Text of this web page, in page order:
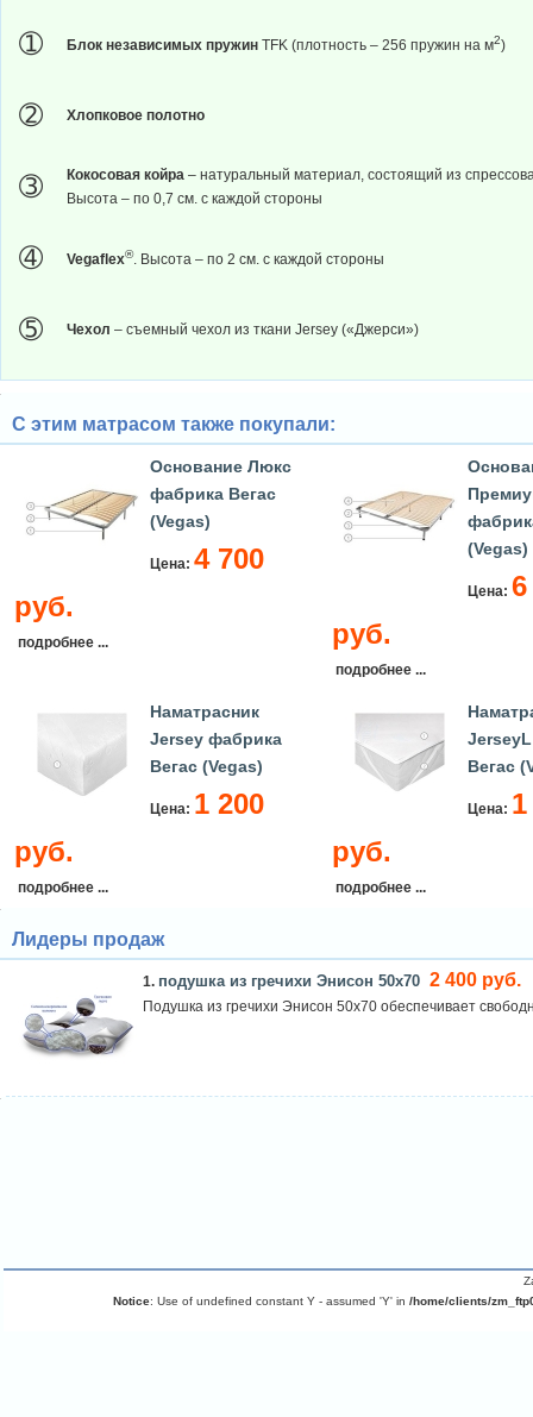
➀ Блок независимых пружин TFK (плотность – 256 пружин на м2)
➁ Хлопковое полотно
➂ Кокосовая койра – натуральный материал, состоящий из
Высота – по 0,7 см. с каждой стороны
➃ Vegaflex®. Высота – по 2 см. с каждой стороны
➄ Чехол – съемный чехол из ткани Jersey («Джерси»)
С этим матрасом также покупали:
Основание Люкс
фабрика Вегас
(Vegas)
Цена: 4 700
руб.
подробнее ...
(Vegas)
Цена: 6
руб.
подробнее ...
Наматрасник
Jersey фабрика
Вегас (Vegas)
Цена: 1 200
руб.
подробнее ...
Вегас
Цена:
руб.
подробнее ...
Лидеры продаж
1. подушка из гречихи Энисон 50х70 2 400 руб.
Подушка из гречихи Энисон 50х70 обеспечивает
Notice: Use of undefined constant Y - assumed 'Y' in /home/clients/